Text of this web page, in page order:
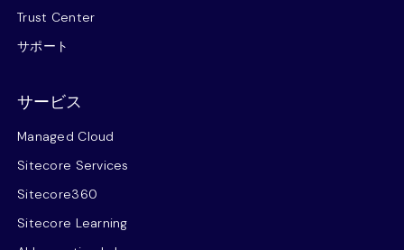
Trust Center
サポート
サービス
Managed Cloud
Sitecore Services
Sitecore360
Sitecore Learning